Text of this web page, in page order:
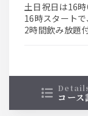
土日祝日は16時
16時スタート
2時間飲み放題
コー